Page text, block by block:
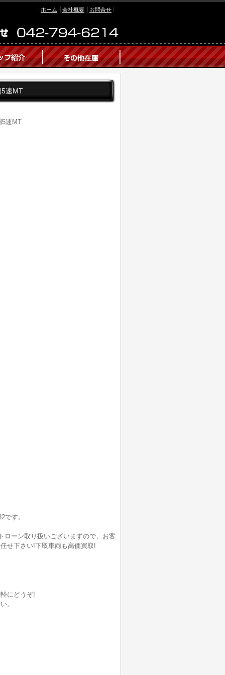
ホーム 会社概要 お問合せ
5速MT
5速MT
です。
ローン取り扱いございますので、お客
せ下さい!下取車両も高価買取!
にどうぞ!
。